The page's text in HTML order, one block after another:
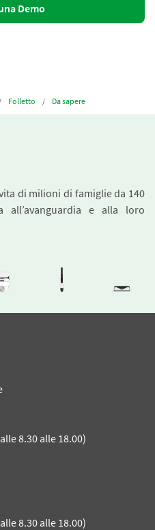
Demo
Folletto Da sapere
di milioni di famiglie da 140
e alla loro
8.30 alle 18.00)
8.30 alle 18.00)